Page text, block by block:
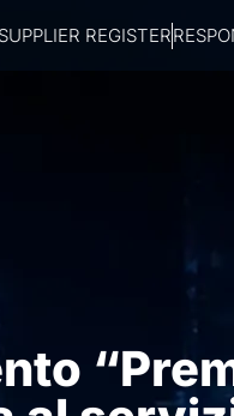
SUPPLIER REGISTER